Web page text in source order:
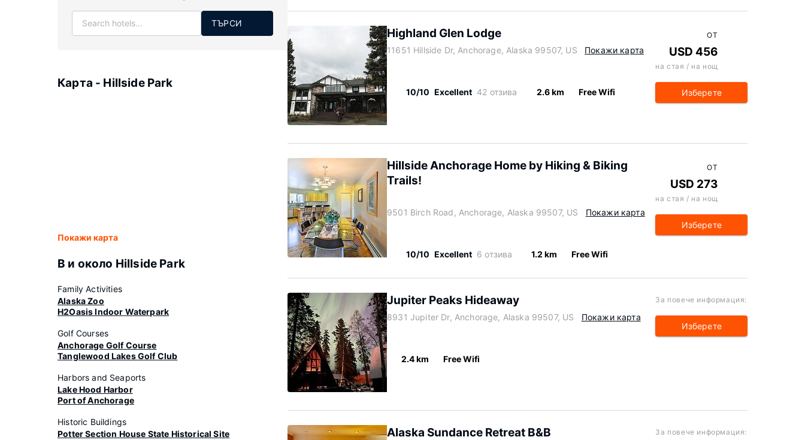
ТЪРСИ
Карта - Hillside Park
Покажи карта
В и около Hillside Park
Family Activities
Alaska Zoo
H2Oasis Indoor Waterpark
Golf Courses
Anchorage Golf Course
Tanglewood Lakes Golf Club
Harbors and Seaports
Lake Hood Harbor
Port of Anchorage
Historic Buildings
Potter Section House State Historical Site
Highland Glen Lodge
11651 Hillside Dr, Anchorage, Alaska 99507, US Покажи карта
10/10 Excellent 42 отзива 2.6 km Free Wifi
ОТ
USD 456
на стая / на нощ
Изберете
Hillside Anchorage Home by Hiking & Biking
Trails!
9501 Birch Road, Anchorage, Alaska 99507, US Покажи карта
10/10 Excellent 6 отзива 1.2 km Free Wifi
ОТ
USD 273
на стая / на нощ
Изберете
Jupiter Peaks Hideaway
8931 Jupiter Dr, Anchorage, Alaska 99507, US Покажи карта
2.4 km Free Wifi
За повече информация:
Изберете
Alaska Sundance Retreat B&B За повече информация: